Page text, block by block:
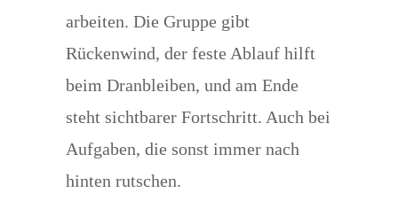
arbeiten. Die Gruppe gibt
Rückenwind, der feste Ablauf hilft
beim Dranbleiben, und am Ende
steht sichtbarer Fortschritt. Auch bei
Aufgaben, die sonst immer nach
hinten rutschen.